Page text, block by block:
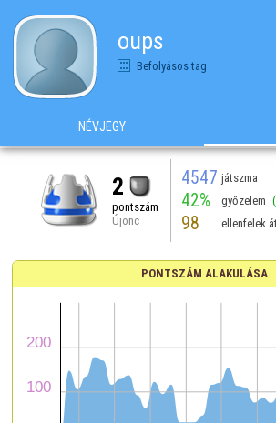
oups
Befolyásos tag
NÉVJEGY
2
pontszám
Újonc
4547 játszma
42% győzelem
98 ellenfelek
PONTSZÁM ALAKULÁSA